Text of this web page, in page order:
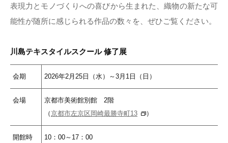
表現力とモノづくりへの喜びから生まれた、織物の新たな可
能性が随所に感じられる作品の数々を、ぜひご覧ください。
川島テキスタイルスクール 修了展
会期 2026年2月25日（水）～3月1日（日）
会場
京都市美術館別館 2階
（京都市左京区岡崎最勝寺町13 ）
開館時
10：00～17：00